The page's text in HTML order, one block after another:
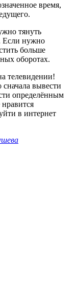
время,
тянуть
Если нужно
больше
оборотах.
телевидении!
сначала вывести
определённым
в интернет